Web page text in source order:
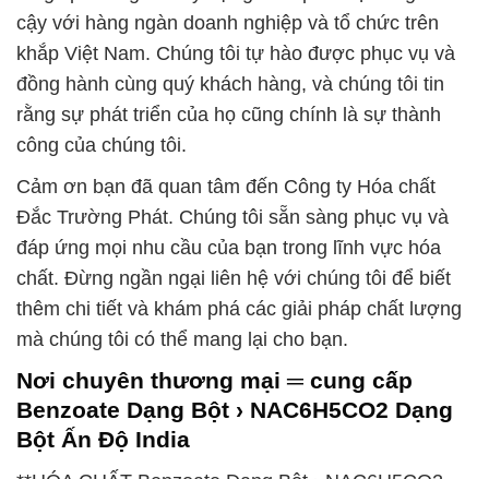
cậy với hàng ngàn doanh nghiệp và tổ chức trên
khắp Việt Nam. Chúng tôi tự hào được phục vụ và
đồng hành cùng quý khách hàng, và chúng tôi tin
rằng sự phát triển của họ cũng chính là sự thành
công của chúng tôi.
Cảm ơn bạn đã quan tâm đến Công ty Hóa chất
Đắc Trường Phát. Chúng tôi sẵn sàng phục vụ và
đáp ứng mọi nhu cầu của bạn trong lĩnh vực hóa
chất. Đừng ngần ngại liên hệ với chúng tôi để biết
thêm chi tiết và khám phá các giải pháp chất lượng
mà chúng tôi có thể mang lại cho bạn.
Nơi chuyên thương mại ═ cung cấp
Benzoate Dạng Bột › NAC6H5CO2 Dạng
Bột Ấn Độ India